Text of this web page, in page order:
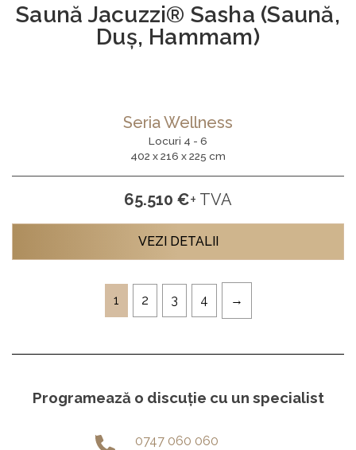
Saună Jacuzzi® Sasha (Saună,
Duș, Hammam)
Seria Wellness
Locuri 4 - 6
402 x 216 x 225 cm
65.510 €+ TVA
VEZI DETALII
1 2 3 4
Programează o discuție cu un specialist
0747 060 060